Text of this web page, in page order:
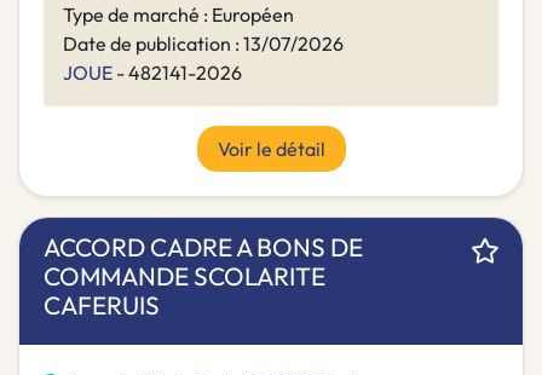
Type de marché : Européen
Date de publication : 13/07/2026
JOUE - 482141-2026
Voir le détail
ACCORD CADRE A BONS DE
COMMANDE SCOLARITE
CAFERUIS